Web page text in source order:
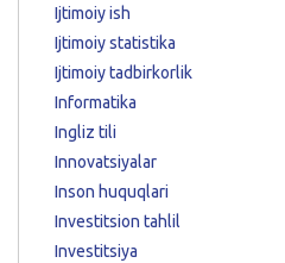
Ijtimoiy ish
Ijtimoiy statistika
Ijtimoiy tadbirkorlik
Informatika
Ingliz tili
Innovatsiyalar
Inson huquqlari
Investitsion tahlil
Investitsiya